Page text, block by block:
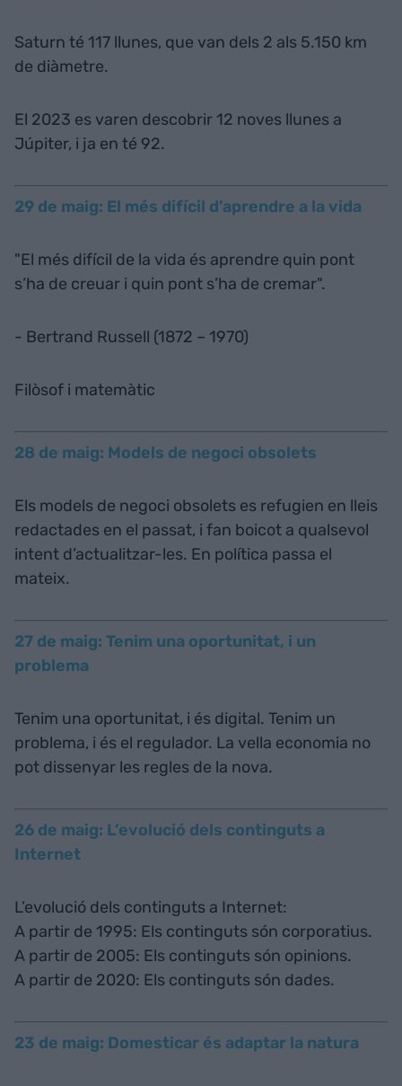
Saturn té 117 llunes, que van dels 2 als 5.150 km
de diàmetre.
El 2023 es varen descobrir 12 noves llunes a
Júpiter, i ja en té 92.
29 de maig: El més difícil d’aprendre a la vida
"El més difícil de la vida és aprendre quin pont
s’ha de creuar i quin pont s’ha de cremar".
- Bertrand Russell (1872 – 1970)
Filòsof i matemàtic
28 de maig: Models de negoci obsolets
Els models de negoci obsolets es refugien en lleis
redactades en el passat, i fan boicot a qualsevol
intent d’actualitzar-les. En política passa el
mateix.
27 de maig: Tenim una oportunitat, i un
problema
Tenim una oportunitat, i és digital. Tenim un
problema, i és el regulador. La vella economia no
pot dissenyar les regles de la nova.
26 de maig: L’evolució dels continguts a
Internet
L’evolució dels continguts a Internet:
A partir de 1995: Els continguts són corporatius.
A partir de 2005: Els continguts són opinions.
A partir de 2020: Els continguts són dades.
23 de maig: Domesticar és adaptar la natura